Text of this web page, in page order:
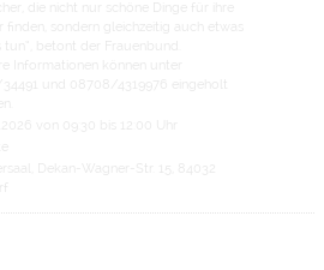
die nicht nur schöne Dinge für ihre
finden, sondern gleichzeitig auch etwas
tun“, betont der Frauenbund.
Informationen können unter
34491 und 08708/4319976 eingeholt
Dekan-Wagner-Str. 15, 84032